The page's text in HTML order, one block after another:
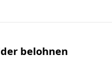
belohnen